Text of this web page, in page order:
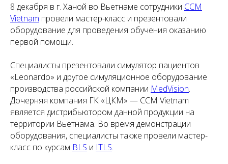
8 декабря в г. Ханой во Вьетнаме сотрудники CCM
Vietnam провели мастер-класс и презентовали
оборудование для проведения обучения оказанию
первой помощи.
Специалисты презентовали симулятор пациентов
«Leonardo» и другое симуляционное оборудование
производства российской компании MedVision.
Дочерняя компания ГК «ЦКМ» — CCM Vietnam
является дистрибьютором данной продукции на
территории Вьетнама. Во время демонстрации
оборудования, специалисты также провели мастер-
класс по курсам BLS и ITLS.